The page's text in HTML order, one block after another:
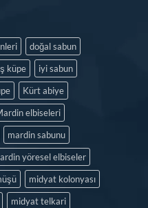
doğal sabun
küpe
iyi sabun
Kürt abiye
elbiseleri
mardin sabunu
yöresel elbiseler
midyat kolonyası
midyat telkari